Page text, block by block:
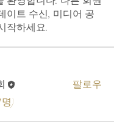
이트 수신, 미디어 공
작하세요.
팔로우
)